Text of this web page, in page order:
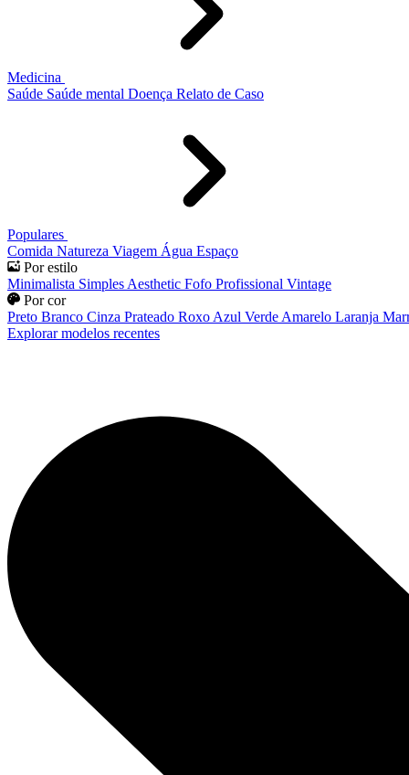
Medicina
Saúde Saúde mental Doença Relato de Caso
Populares
Comida Natureza Viagem Água Espaço
Por estilo
Minimalista Simples Aesthetic Fofo Profissional Vintage
Por cor
Preto Branco Cinza Prateado Roxo Azul Verde Amarelo Laranja
Explorar modelos recentes